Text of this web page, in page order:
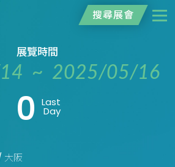
搜尋展會
展覽時間
~ 2025/05/16
0 Last
Day
大阪